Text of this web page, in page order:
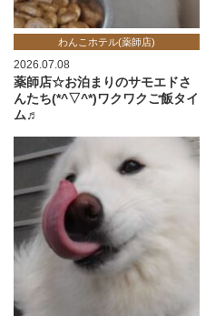
わんこホテル(薬師店)
2026.07.08
薬師店☆お泊まりのサモエドさ
んたち(*^▽^*)ワクワクご飯タイ
ム♬